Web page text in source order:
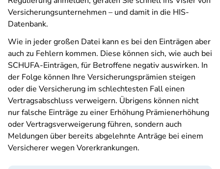
Versicherungsunternehmen – und damit in die HIS-
Datenbank.
Wie in jeder großen Datei kann es bei den Einträgen aber
auch zu Fehlern kommen. Diese können sich, wie auch bei
SCHUFA-Einträgen, für Betroffene negativ auswirken. In
der Folge können Ihre Versicherungsprämien steigen
oder die Versicherung im schlechtesten Fall einen
Vertragsabschluss verweigern. Übrigens können nicht
nur falsche Einträge zu einer Erhöhung Prämienerhöhung
oder Vertragsverweigerung führen, sondern auch
Meldungen über bereits abgelehnte Anträge bei einem
Versicherer wegen Vorerkrankungen.